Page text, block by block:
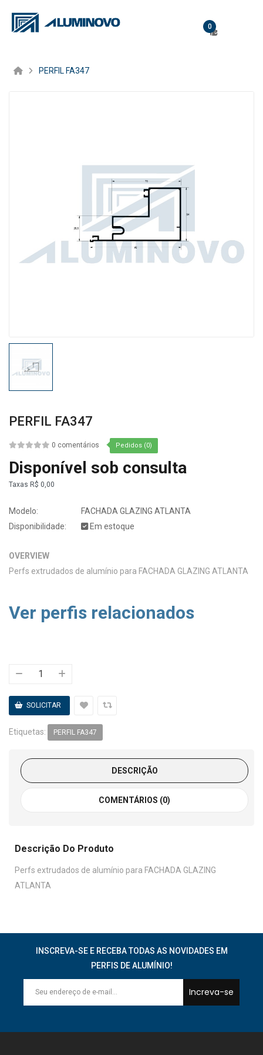
0
PERFIL FA347
PERFIL FA347
0 comentários Pedidos (0)
Disponível sob consulta
Taxas R$ 0,00
Modelo:
FACHADA GLAZING ATLANTA
Disponibilidade:
Em estoque
OVERVIEW
Perfs extrudados de alumínio para FACHADA GLAZING ATLANTA
Ver perfis relacionados
Etiquetas: PERFIL FA347
DESCRIÇÃO
COMENTÁRIOS (0)
Descrição Do Produto
Perfs extrudados de alumínio para FACHADA GLAZING
ATLANTA
INSCREVA-SE E RECEBA TODAS AS NOVIDADES EM
PERFIS DE ALUMÍNIO!
Increva-se